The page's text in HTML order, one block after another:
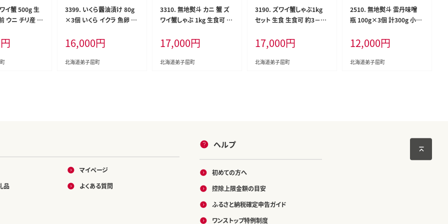
イ蟹 500g 生
ウニ チリ産 冷
ホタテ 帆立 ほ
子屈町
円
3399. いくら醤油漬け 80g
×3個 いくら イクラ 魚卵 魚
子屈町
16,000円
北海道弟子屈町
3310. 無地熨斗 カニ 蟹 ズ
ワイ蟹しゃぶ 1kg 生食可 約
しゃぶ かにしゃぶ ズワイ蟹
のし 名入れ不可 北海道 弟
子屈町
17,000円
北海道弟子屈町
3190. ズワイ蟹しゃぶ1kg
セット 生食 生食可 約3－4
かに 蟹 海鮮 送料無料 期間
限定 数量限定 北海道 弟子
屈町 within2025
17,000円
北海道弟子屈町
2510. 無地熨斗 雲丹味噌
瓶 100g×3個 計300g 小分
ウニ うに 味噌 みそ 瓶詰 お
つまみ 珍味 調味料 海鮮 グ
ルメ 送料無料 熨斗 のし 名
12,000円
北海道弟子屈町
品
マイページ
よくある質問
ヘルプ
初めての方へ
控除上限金額の目安
ふるさと納税確定申告ガイド
ワンストップ特例制度